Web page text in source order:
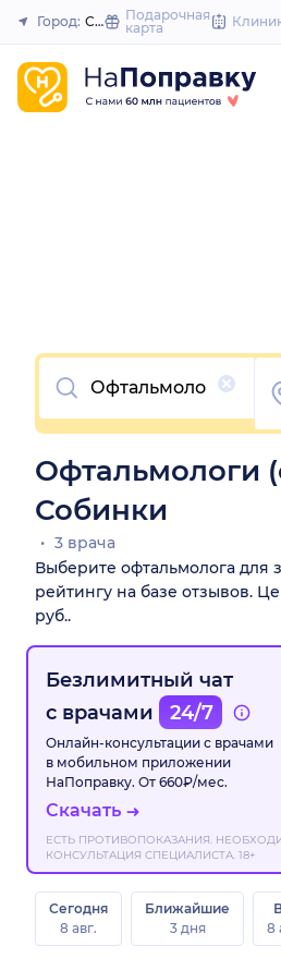
Закрыть
Город: СобинкаПодарочная
карта
Очистить
Офтальмологи
Собинки
3 врача
Выберите офтальмолога для
рейтингу на базе отзывов.
руб..
Безлимитный чат
с врачами
24/7
Онлайн-консультации с врачами
в мобильном приложении
НаПоправку. От 660₽/мес.
Скачать
ЕСТЬ ПРОТИВОПОКАЗАНИЯ.
КОНСУЛЬТАЦИЯ СПЕЦИАЛИСТА. 18+
Сегодня
8 авг.
Ближайшие
3 дня
8